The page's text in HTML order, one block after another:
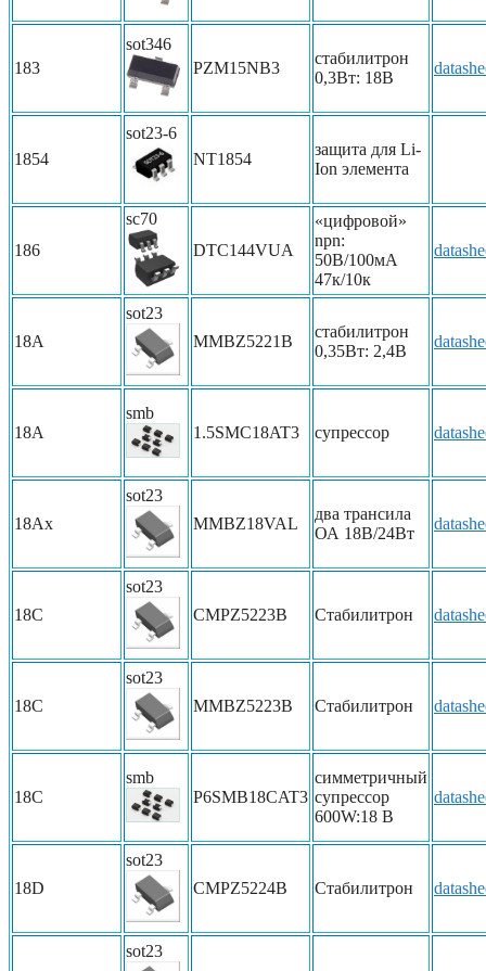
183
sot346
PZM15NB3
стабилитрон
0,3Вт: 18В
1854
sot23-6
NT1854
защита для Li-
Ion элемента
186
sc70
DTC144VUA
«цифровой»
npn:
50В/100мА
47к/10к
18A
sot23
MMBZ5221B
стабилитрон
0,35Вт: 2,4В
18A
smb
1.5SMC18AT3
супрессор
18Ax
sot23
MMBZ18VAL
два трансила
ОА 18В/24Вт
18C
sot23
CMPZ5223B
Стабилитрон
18C
sot23
MMBZ5223B
Стабилитрон
18C
smb
P6SMB18CAT3
симметричный
супрессор
600W:18 В
18D
sot23
CMPZ5224B
Стабилитрон
sot23